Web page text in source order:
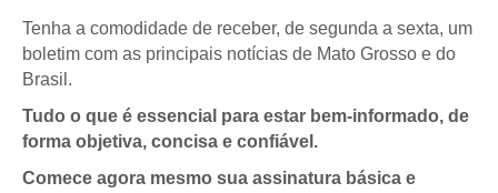
Tenha a comodidade de receber, de segunda a sexta, um
boletim com as principais notícias de Mato Grosso e do
Brasil.
Tudo o que é essencial para estar bem-informado, de
forma objetiva, concisa e confiável.
Comece agora mesmo sua assinatura básica e